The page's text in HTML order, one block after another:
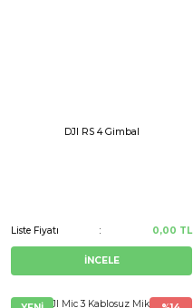
DJI RS 4 Gimbal
Liste Fiyatı 0,00 TL
İNCELE